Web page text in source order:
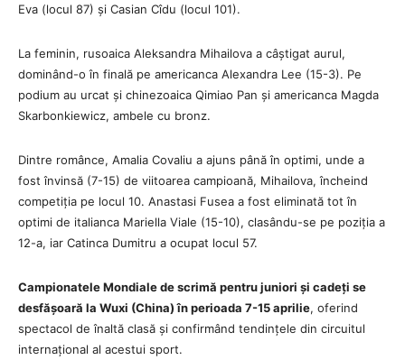
Eva (locul 87) și Casian Cîdu (locul 101).
La feminin, rusoaica Aleksandra Mihailova a câștigat aurul,
dominând-o în finală pe americanca Alexandra Lee (15-3). Pe
podium au urcat și chinezoaica Qimiao Pan și americanca Magda
Skarbonkiewicz, ambele cu bronz.
Dintre românce, Amalia Covaliu a ajuns până în optimi, unde a
fost învinsă (7-15) de viitoarea campioană, Mihailova, încheind
competiția pe locul 10. Anastasi Fusea a fost eliminată tot în
optimi de italianca Mariella Viale (15-10), clasându-se pe poziția a
12-a, iar Catinca Dumitru a ocupat locul 57.
Campionatele Mondiale de scrimă pentru juniori și cadeți se
desfășoară la Wuxi (China) în perioada 7-15 aprilie, oferind
spectacol de înaltă clasă și confirmând tendințele din circuitul
internațional al acestui sport.